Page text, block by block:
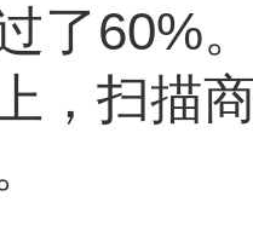
了60%
，扫描